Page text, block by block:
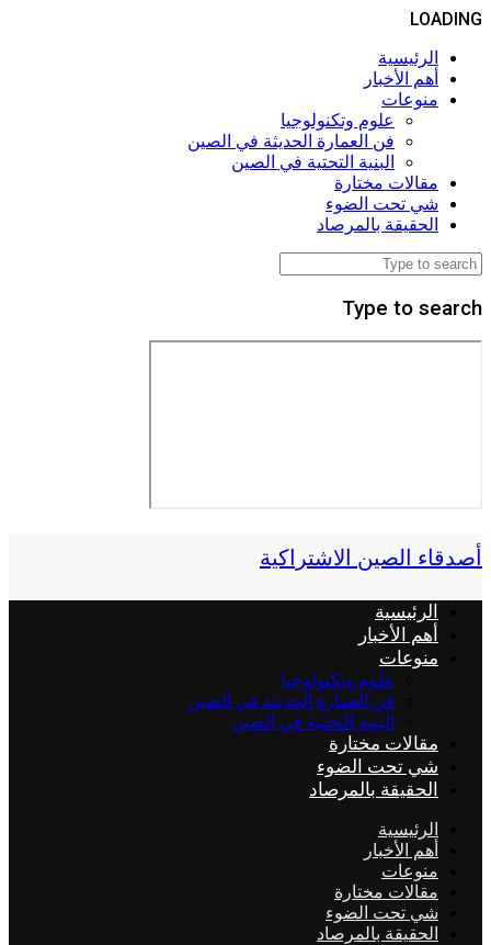
LOADING
الرئيسية
أهم الأخبار
منوعات
علوم وتكنولوجيا
فن العمارة الحديثة في الصين
البنية التحتية في الصين
مقالات مختارة
شي تحت الضوء
الحقيقة بالمرصاد
Type to search
أصدقاء الصين الاشتراكية
الرئيسية
أهم الأخبار
منوعات
علوم وتكنولوجيا
فن العمارة الحديثة في الصين
البنية التحتية في الصين
مقالات مختارة
شي تحت الضوء
الحقيقة بالمرصاد
الرئيسية
أهم الأخبار
منوعات
مقالات مختارة
شي تحت الضوء
الحقيقة بالمرصاد